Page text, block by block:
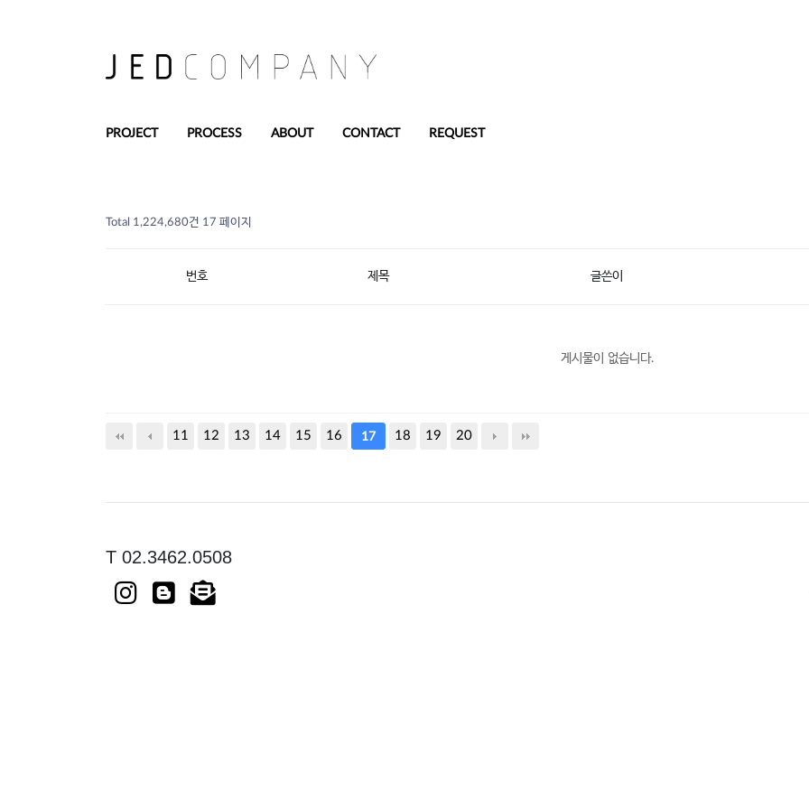
PROJECT PROCESS ABOUT CONTACT REQUEST
Total 1,224,680건 17 페이지
번호 제목 글쓴이
게시물이 없습니다.
11 12 13 14 15 16 17 18 19 20
T 02.3462.0508